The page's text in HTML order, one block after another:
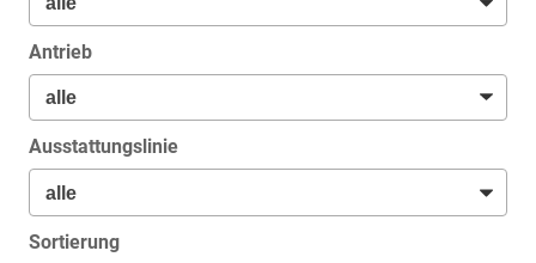
Antrieb
Ausstattungslinie
Sortierung